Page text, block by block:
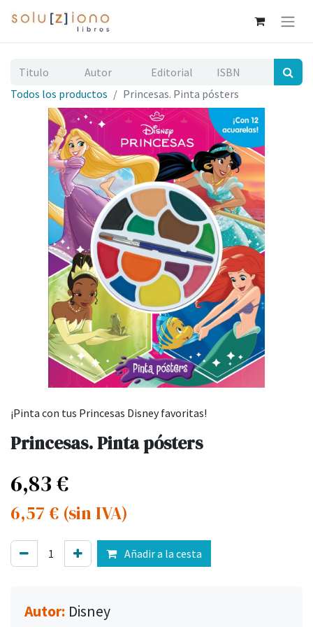
Todos los productos Princesas. Pinta pósters
¡Pinta con tus Princesas Disney favoritas!
Princesas. Pinta pósters
6,83€
6,57 € (sin IVA)
Añadir a la cesta
Autor: Disney